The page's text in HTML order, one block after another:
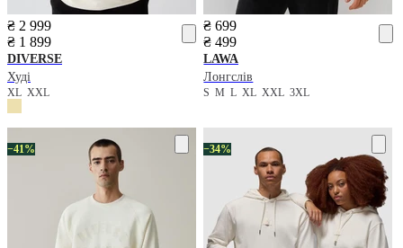
₴ 2 999
₴ 1 899
DIVERSE
Худі
XL XXL
₴ 699
₴ 499
LAWA
Лонгслів
SMLXLXXL3XL
−41% −34%